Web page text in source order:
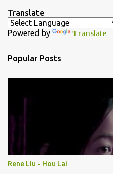
t
s
Translate
Powered by Translate
Popular Posts
Rene Liu - Hou Lai